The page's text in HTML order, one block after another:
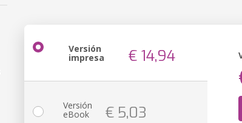
Versión
impresa € 14,94
Versión
eBook € 5,03